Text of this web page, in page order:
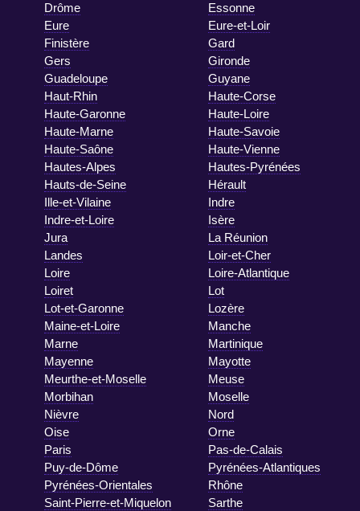
Drôme
Essonne
Eure
Eure-et-Loir
Finistère
Gard
Gers
Gironde
Guadeloupe
Guyane
Haut-Rhin
Haute-Corse
Haute-Garonne
Haute-Loire
Haute-Marne
Haute-Savoie
Haute-Saône
Haute-Vienne
Hautes-Alpes
Hautes-Pyrénées
Hauts-de-Seine
Hérault
Ille-et-Vilaine
Indre
Indre-et-Loire
Isère
Jura
La Réunion
Landes
Loir-et-Cher
Loire
Loire-Atlantique
Loiret
Lot
Lot-et-Garonne
Lozère
Maine-et-Loire
Manche
Marne
Martinique
Mayenne
Mayotte
Meurthe-et-Moselle
Meuse
Morbihan
Moselle
Nièvre
Nord
Oise
Orne
Paris
Pas-de-Calais
Puy-de-Dôme
Pyrénées-Atlantiques
Pyrénées-Orientales
Rhône
Saint-Pierre-et-Miquelon
Sarthe